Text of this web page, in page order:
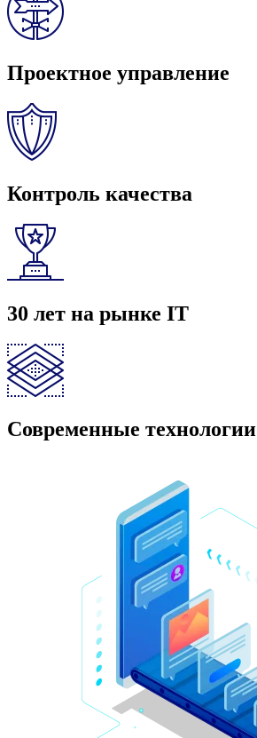
Проектное управление
Контроль качества
30 лет на рынке IT
Современные технологии